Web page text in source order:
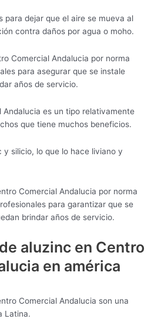
para dejar que el aire se mueva al
contra daños por agua o moho.
Comercial Andalucia por norma
para asegurar que se instale
años de servicio.
Andalucia es un tipo relativamente
que tiene muchos beneficios.
y silicio, lo que lo hace liviano y
Comercial Andalucia por norma
para garantizar que se
brindar años de servicio.
aluzinc en Centro
en américa
Comercial Andalucia son una
Latina.